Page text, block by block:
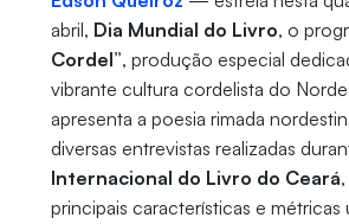
abril, Dia Mundial do Livro, o
Cordel”, produção especial
vibrante cultura cordelista do
apresenta a poesia rimada
diversas entrevistas realizadas
Internacional do Livro do Ceará
principais características e métricas